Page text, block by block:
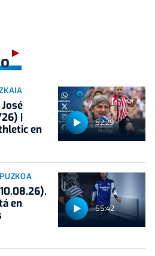
52:29
|
en
55:42
en